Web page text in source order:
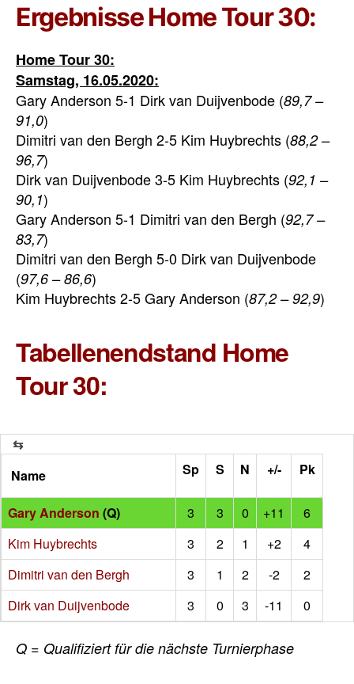
Ergebnisse Home Tour 30:
Home Tour 30:
Samstag, 16.05.2020:
Gary Anderson 5-1 Dirk van Duijvenbode (89,7 –
91,0)
Dimitri van den Bergh 2-5 Kim Huybrechts (88,2 –
96,7)
Dirk van Duijvenbode 3-5 Kim Huybrechts (92,1 –
90,1)
Gary Anderson 5-1 Dimitri van den Bergh (92,7 –
83,7)
Dimitri van den Bergh 5-0 Dirk van Duijvenbode
(97,6 – 86,6)
Kim Huybrechts 2-5 Gary Anderson (87,2 – 92,9)
Tabellenendstand Home
Tour 30:
Name Sp S N +/- Pk
Gary Anderson (Q) 3 3 0 +11
6
Kim Huybrechts
3 2 1 +2
4
Dimitri van den Bergh
3 1 2 -2
2
Dirk van Duijvenbode
3 0 3 -11 0
Q = Qualifiziert für die nächste Turnierphase